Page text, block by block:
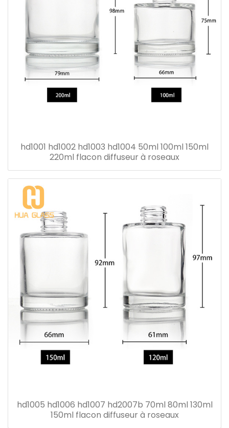
hd1001 hd1002 hd1003 hd1004 50ml 100ml 150ml
220ml flacon diffuseur à roseaux
hd1005 hd1006 hd1007 hd2007b 70ml 80ml 130ml
150ml flacon diffuseur à roseaux